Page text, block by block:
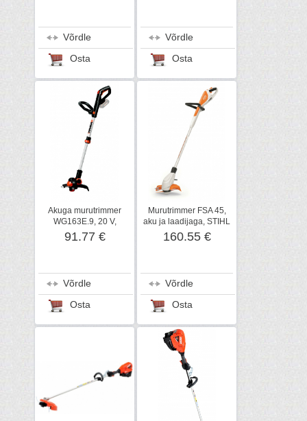
Võrdle
Osta
Võrdle
Osta
Akuga murutrimmer
WG163E.9, 20 V,
karkass, Worx
91.77 €
Võrdle
Osta
Murutrimmer FSA 45,
aku ja laadijaga, STIHL
160.55 €
Võrdle
Osta